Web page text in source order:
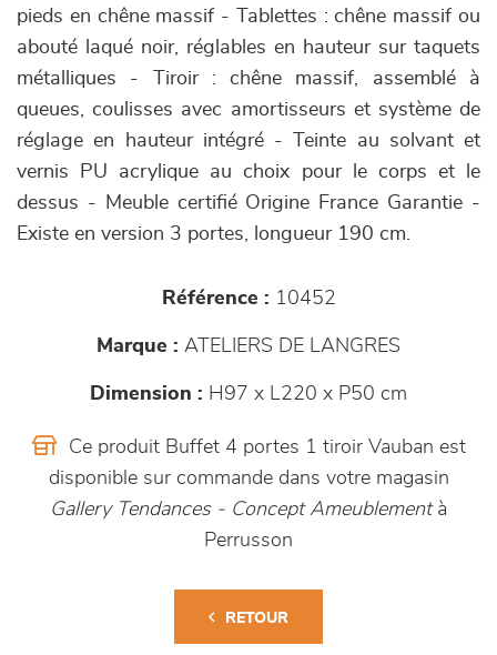
pieds en chêne massif - Tablettes : chêne massif ou
abouté laqué noir, réglables en hauteur sur taquets
métalliques - Tiroir : chêne massif, assemblé à
queues, coulisses avec amortisseurs et système de
réglage en hauteur intégré - Teinte au solvant et
vernis PU acrylique au choix pour le corps et le
dessus - Meuble certifié Origine France Garantie -
Existe en version 3 portes, longueur 190 cm.
Référence : 10452
Marque : ATELIERS DE LANGRES
Dimension : H97 x L220 x P50 cm
Ce produit Buffet 4 portes 1 tiroir Vauban est
disponible sur commande dans votre magasin
Gallery Tendances - Concept Ameublement à
Perrusson
RETOUR